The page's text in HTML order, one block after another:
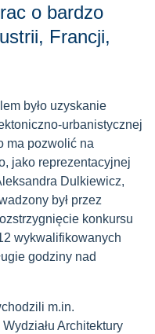
o bardzo
Francji,
było uzyskanie
urbanistycznej
ma pozwolić na
jako reprezentacyjnej
Dulkiewicz,
był przez
konkursu
wykwalifikowanych
godziny nad
m.in.
Architektury